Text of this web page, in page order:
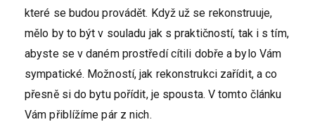
které se budou provádět. Když už se rekonstruuje,
mělo by to být v souladu jak s praktičností, tak i s tím,
abyste se v daném prostředí cítili dobře a bylo Vám
sympatické. Možností, jak rekonstrukci zařídit, a co
přesně si do bytu pořídit, je spousta. V tomto článku
Vám přiblížíme pár z nich.